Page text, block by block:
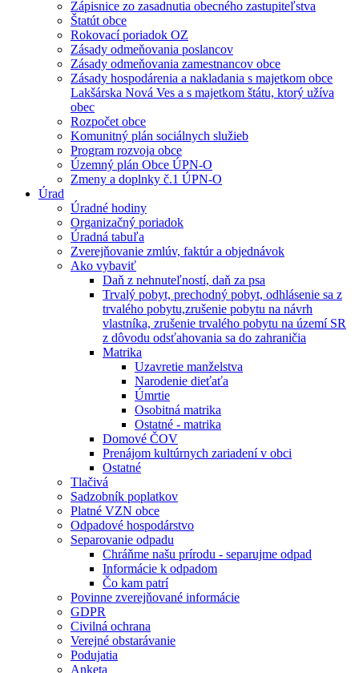
Zápisnice zo zasadnutia obecného zastupiteľstva
Štatút obce
Rokovací poriadok OZ
Zásady odmeňovania poslancov
Zásady odmeňovania zamestnancov obce
Zásady hospodárenia a nakladania s majetkom obce
Lakšárska Nová Ves a s majetkom štátu, ktorý užíva
obec
Rozpočet obce
Komunitný plán sociálnych služieb
Program rozvoja obce
Územný plán Obce ÚPN-O
Zmeny a doplnky č.1 ÚPN-O
Úrad
Úradné hodiny
Organizačný poriadok
Úradná tabuľa
Zverejňovanie zmlúv, faktúr a objednávok
Ako vybaviť
Daň z nehnuteľností, daň za psa
Trvalý pobyt, prechodný pobyt, odhlásenie sa z
trvalého pobytu,zrušenie pobytu na návrh
vlastníka, zrušenie trvalého pobytu na území SR
z dôvodu odsťahovania sa do zahraničia
Matrika
Uzavretie manželstva
Narodenie dieťaťa
Úmrtie
Osobitná matrika
Ostatné - matrika
Domové ČOV
Prenájom kultúrnych zariadení v obci
Ostatné
Tlačivá
Sadzobník poplatkov
Platné VZN obce
Odpadové hospodárstvo
Separovanie odpadu
Chráňme našu prírodu - separujme odpad
Informácie k odpadom
Čo kam patrí
Povinne zverejňované informácie
GDPR
Civilná ochrana
Verejné obstarávanie
Podujatia
Anketa